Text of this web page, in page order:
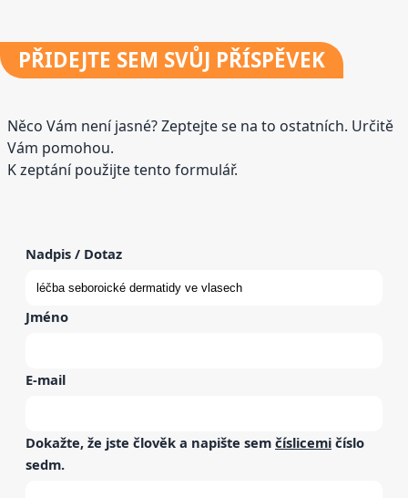
PŘIDEJTE SEM SVŮJ PŘÍSPĚVEK
Něco Vám není jasné? Zeptejte se na to ostatních. Určitě
Vám pomohou.
K zeptání použijte tento formulář.
Nadpis / Dotaz
Jméno
E-mail
Dokažte, že jste člověk a napište sem číslicemi číslo
sedm.